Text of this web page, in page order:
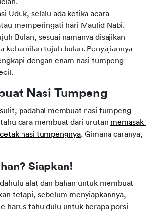
Uduk, selalu ada ketika acara
memperingati hari Maulid Nabi.
Bulan, sesuai namanya disajikan
kehamilan tujuh bulan. Penyajiannya
dengan enam nasi tumpeng
Nasi Tumpeng
padahal membuat nasi tumpeng
tahu cara membuat dari urutan memasak
nasi tumpengnya. Gimana caranya,
Siapkan!
alat dan bahan untuk membuat
tetapi, sebelum menyiapkannya,
harus tahu dulu untuk berapa porsi